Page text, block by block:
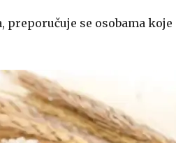
se osobama koje